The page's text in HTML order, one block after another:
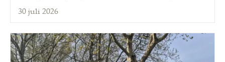
30 juli 2026